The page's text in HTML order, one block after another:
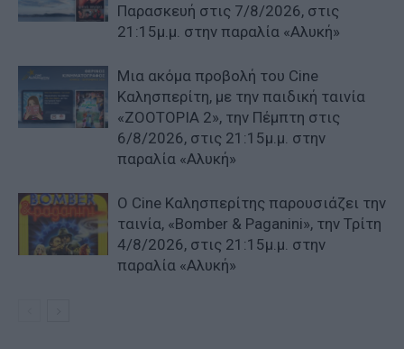
Παρασκευή στις 7/8/2026, στις
21:15μ.μ. στην παραλία «Αλυκή»
Μια ακόμα προβολή του Cine
Καλησπερίτη, με την παιδική ταινία
«ZOOTOPIA 2», την Πέμπτη στις
6/8/2026, στις 21:15μ.μ. στην
παραλία «Αλυκή»
Ο Cine Καλησπερίτης παρουσιάζει την
ταινία, «Bomber & Paganini», την Τρίτη
4/8/2026, στις 21:15μ.μ. στην
παραλία «Αλυκή»